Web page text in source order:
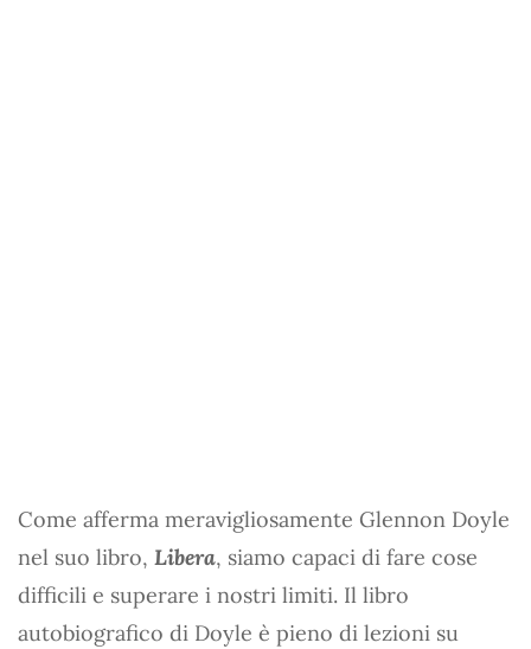
Come afferma meravigliosamente Glennon Doyle
nel suo libro, Libera, siamo capaci di fare cose
difficili e superare i nostri limiti. Il libro
autobiografico di Doyle è pieno di lezioni su